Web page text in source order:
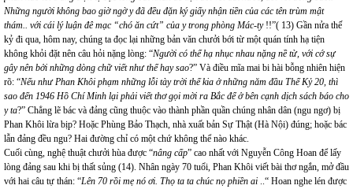
Những người không bao giờ ngờ y đã đều đặn ký giấy nhận tiền của các tên trùm mật
thám.. với cái lý luận đê mạc “chó ăn cứt” của y trong phòng Mác-ty!!”( 13) Gần nửa thế
kỷ đi qua, hôm nay, chúng ta đọc lại những bản văn chưởi bới từ một quán tính hạ tiện
không khỏi đặt nên câu hỏi nặng lòng: “Người có thể hạ nhục nhau nặng nề từ, với cớ sự
gây nên bởi những dòng chữ viết như thế hay sao?” Và điều mĩa mai bi hài bỗng nhiên hiện
rõ: “Nếu như Phan Khôi phạm những lỗi tày trời thế kia ở những năm đầu Thế Kỷ 20, thì
sao đến 1946 Hồ Chí Minh lại phải viết thơ gọi mời ra Bắc để ở bên cạnh dịch sách báo cho
y ta?” Chẳng lẽ bác và đảng cũng thuộc vào thành phần quần chúng nhân dân (ngu ngơ) bị
Phan Khôi lừa bịp? Hoặc Phùng Bảo Thạch, nhà xuất bản Sự Thật (Hà Nội) đúng; hoặc bác
lẫn đảng đều ngu? Hai đường chỉ có một chứ không thể nào khác.
Cuối cùng, nghệ thuật chưởi hùa được “nâng cấp” cao nhất với Nguyễn Công Hoan để lấy
lòng đảng sau khi bị thất sủng (14). Nhân ngày 70 tuổi, Phan Khôi viết bài thơ ngắn, mở đầu
với hai câu tự thán: “Lên 70 rồi mẹ nó ơi. Thọ ta ta chúc nọ phiền ai ..“ Hoan nghe lén được